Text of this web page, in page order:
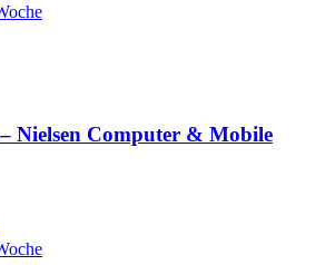
Nielsen Computer & Mobile